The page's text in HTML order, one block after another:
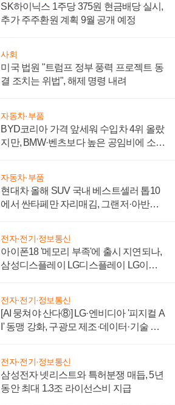
SK하이닉스 1주당 375원 현금배당 실시,
추가 주주환원 계획 9월 공개 예정
사회
미국 법원 "트럼프 정부 풍력 프로젝트 동
결 조치는 위법", 해제 명령 내려
자동차·부품
BYD코리아 가격 앞세워 수입차 4위 올랐
지만, BMW·벤츠보다 높은 공임비에 소비
자동차·부품
현대차 올해 SUV 국내 베스트셀러 톱10
에서 싼타페만 자리매김, 그랜저·아반떼
전자·전기·정보통신
아이폰18 '메모리 부족'에 출시 지연되나,
삼성디스플레이 LG디스플레이 LG이노
전자·전기·정보통신
[AI 뭉쳐야 산다⑧] LG·엔비디아 '피지컬 A
I' 동맹 강화, 구광모 제조·데이터·기술 결
전자·전기·정보통신
삼성전자 넷리스트와 특허분쟁 매듭, 5년
동안 최대 1.3조 라이선스비 지급